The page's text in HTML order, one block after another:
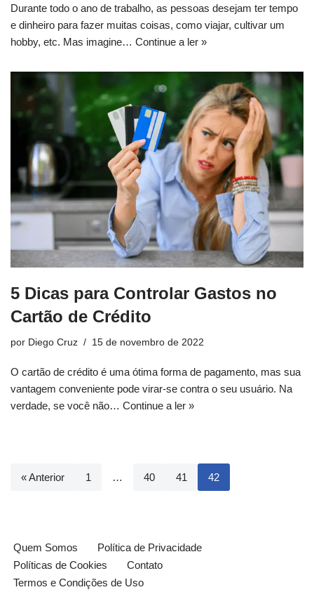
Durante todo o ano de trabalho, as pessoas desejam ter tempo
e dinheiro para fazer muitas coisas, como viajar, cultivar um
hobby, etc. Mas imagine… Continue a ler »
5 Dicas para Controlar Gastos no
Cartão de Crédito
por Diego Cruz 15 de novembro de 2022
O cartão de crédito é uma ótima forma de pagamento, mas sua
vantagem conveniente pode virar-se contra o seu usuário. Na
verdade, se você não… Continue a ler »
« Anterior 1 … 40 41 42
Quem Somos
Política de Privacidade
Políticas de Cookies
Contato
Termos e Condições de Uso